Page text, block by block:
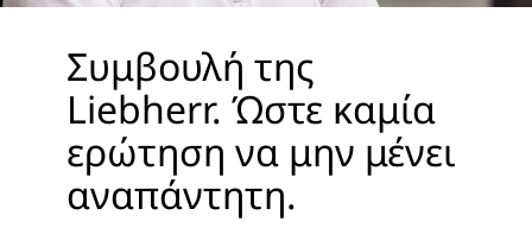
Συμβουλή της
Liebherr. Ώστε καμία
ερώτηση να μην μένει
αναπάντητη.